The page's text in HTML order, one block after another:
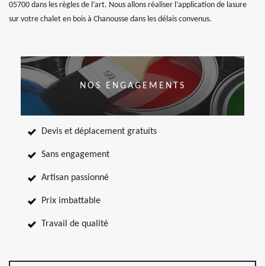
05700 dans les règles de l’art. Nous allons réaliser l’application de lasure
sur votre chalet en bois à Chanousse dans les délais convenus.
NOS ENGAGEMENTS
Devis et déplacement gratuits
Sans engagement
Artisan passionné
Prix imbattable
Travail de qualité